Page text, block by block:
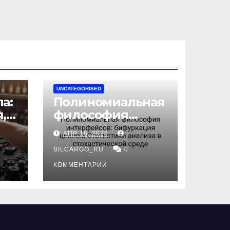
UNCATEGORISED
Полиномиальная
философия
интерфейсов:
бифуркация
циклом
Статистики
анализа в
среде
АПР 16, 2026
BILCARGO_RU 0
КОММЕНТАРИИ